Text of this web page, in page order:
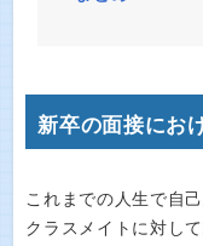
新卒の面接にお
これまでの人生で自
クラスメイトに対し